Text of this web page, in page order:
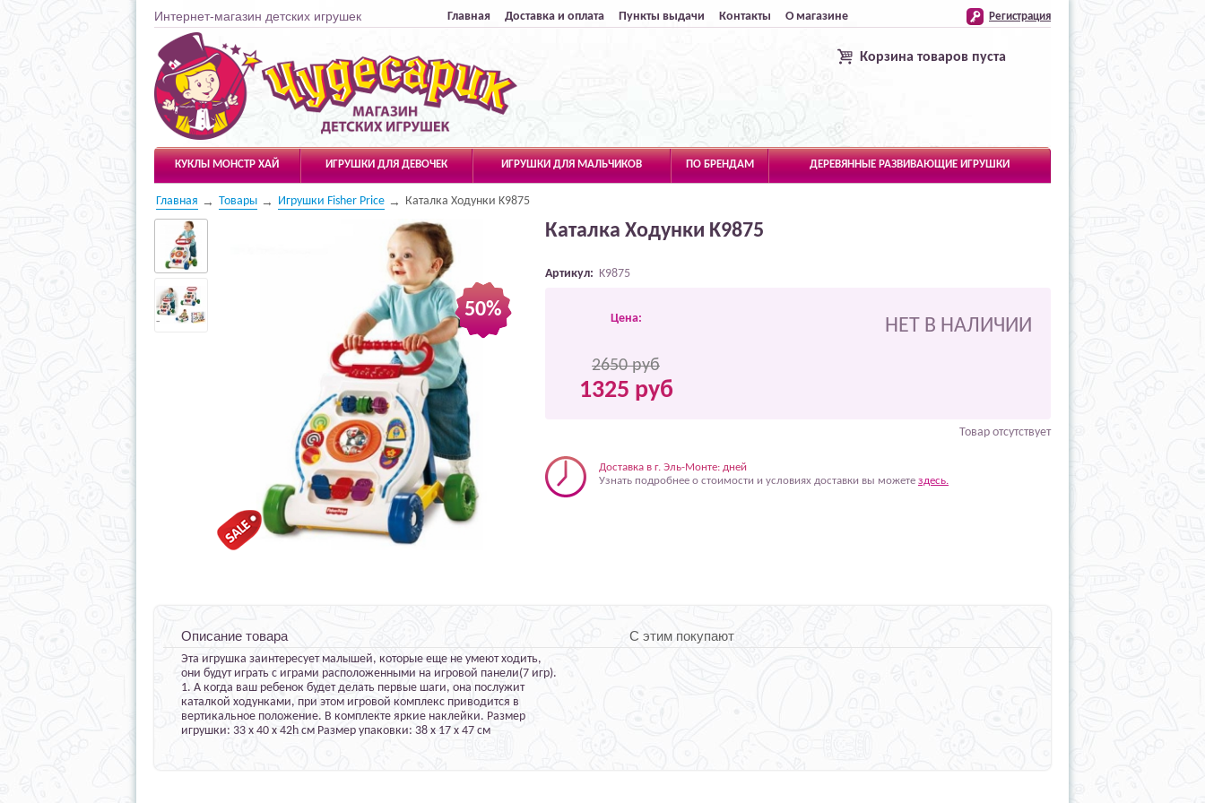
Интернет-магазин детских игрушек Главная Доставка и оплата Пункты выдачи Контакты О магазине Регистрация
Чудесарик
Корзина товаров пуста
КУКЛЫ МОНСТР ХАЙ ИГРУШКИ ДЛЯ ДЕВОЧЕК ИГРУШКИ ДЛЯ МАЛЬЧИКОВ ПО БРЕНДАМ ДЕРЕВЯННЫЕ РАЗВИВАЮЩИЕ ИГРУШКИ
Главная Товары Игрушки Fisher Price Каталка Ходунки K9875
50%
Каталка Ходунки K9875
Артикул: K9875
НЕТ В НАЛИЧИИ
Цена:
2650 руб
1325 руб
Товар отсутствует
Доставка в г. Эль-Монте: дней
Узнать подробнее о стоимости и условиях доставки вы можете здесь.
Описание товара С этим покупают
Эта игрушка заинтересует малышей, которые еще не умеют ходить,
они будут играть с играми расположенными на игровой панели(7 игр).
1. А когда ваш ребенок будет делать первые шаги, она послужит
каталкой ходунками, при этом игровой комплекс приводится в
вертикальное положение. В комплекте яркие наклейки. Размер
игрушки: 33 х 40 х 42h см Размер упаковки: 38 х 17 х 47 см